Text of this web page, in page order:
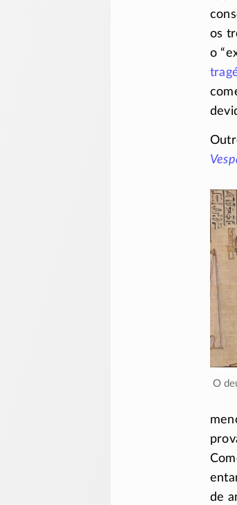
os
o
O
de